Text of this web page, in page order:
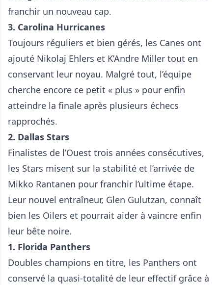
franchir un nouveau cap.
3. Carolina Hurricanes
Toujours réguliers et bien gérés, les Canes ont
ajouté Nikolaj Ehlers et K’Andre Miller tout en
conservant leur noyau. Malgré tout, l’équipe
cherche encore ce petit « plus » pour enfin
atteindre la finale après plusieurs échecs
rapprochés.
2. Dallas Stars
Finalistes de l’Ouest trois années consécutives,
les Stars misent sur la stabilité et l’arrivée de
Mikko Rantanen pour franchir l’ultime étape.
Leur nouvel entraîneur, Glen Gulutzan, connaît
bien les Oilers et pourrait aider à vaincre enfin
leur bête noire.
1. Florida Panthers
Doubles champions en titre, les Panthers ont
conservé la quasi-totalité de leur effectif grâce à